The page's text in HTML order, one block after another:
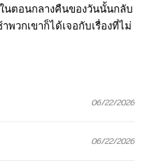
ตอนกลางคืนของวันนั้นกลับ
พวกเขาก็ได้เจอกับเรื่องที่ไม่
06/22/2026
06/22/2026